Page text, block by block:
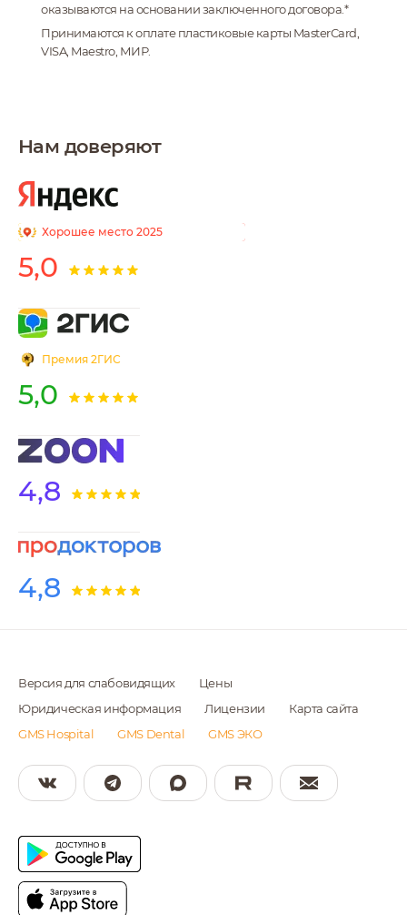
педиатрической
(Фадеева) Мария
Педиатр
Бардина Татьяна
Педиатр,
гастроэнтеролог
Борозденко Денис
Андреевич
Вартомянц-Чупрякова
Анастасия
Педиатр
Галкина Екатерина
Николаевна
оказываются на основании заключенного договора.*
Принимаются к оплате пластиковые карты MasterCard,
VISA, Maestro, МИР.
Нам доверяют
Хорошее место 2025
5,0
Премия 2ГИС
5,0
4,8
4,8
Версия для слабовидящих
Цены
Юридическая информация
Лицензии
Карта сайта
GMS Hospital
GMS Dental GMS ЭКО